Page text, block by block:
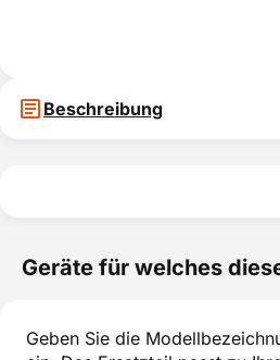
Beschreibung
Geräte für welches
Geben Sie die